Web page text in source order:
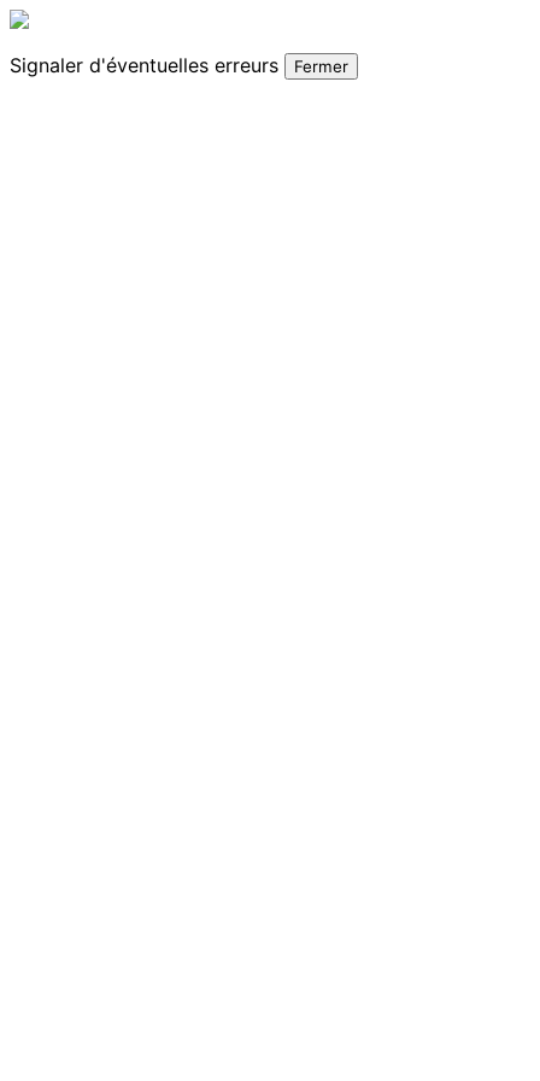
Signaler d'éventuelles erreurs Fermer